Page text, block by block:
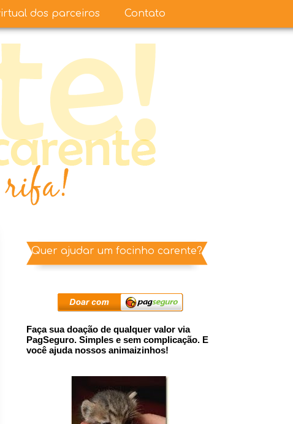
dos parceiros Contato
Quer ajudar um focinho carente?
Faça sua doação de qualquer valor via
PagSeguro. Simples e sem complicação. E
você ajuda nossos animaizinhos!